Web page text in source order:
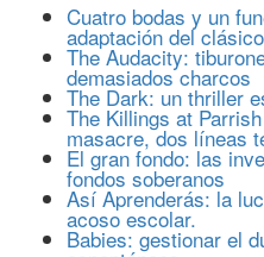
Cuatro bodas y un
adaptación del
The Audacity:
demasiados charcos
The Dark: un thriller
The Killings at
masacre, dos líneas
El gran fondo: las
fondos soberanos
Así Aprenderás: la
acoso escolar.
Babies: gestionar el